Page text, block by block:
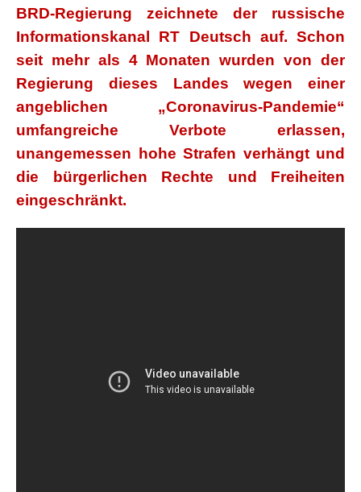
BRD-Regierung zeichnete der russische
Informationskanal RT Deutsch auf. Schon
seit mehr als 4 Monaten wurden von der
Regierung dieses Landes wegen einer
angeblichen „Coronavirus-Pandemie“
umfangreiche Verbote erlassen,
unangemessen hohe Strafen verhängt und
die bürgerlichen Rechte und Freiheiten
eingeschränkt.